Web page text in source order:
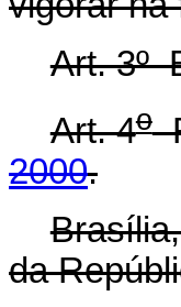
Art. 3º
Art. 4o
2000.
da